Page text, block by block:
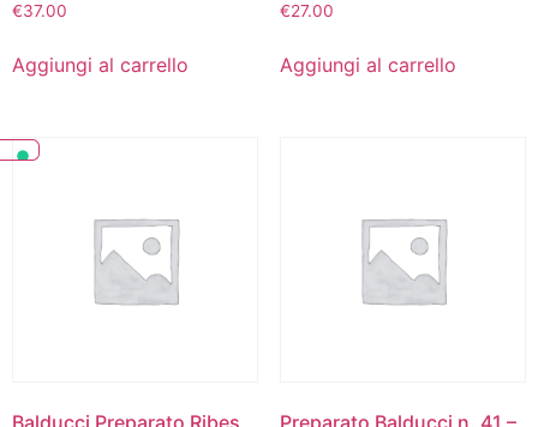
€37.00
Aggiungi al carrello
€27.00
Aggiungi al carrello